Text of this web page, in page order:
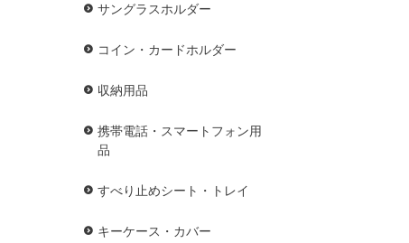
サングラスホルダー
コイン・カードホルダー
収納用品
携帯電話・スマートフォン用
品
すべり止めシート・トレイ
キーケース・カバー